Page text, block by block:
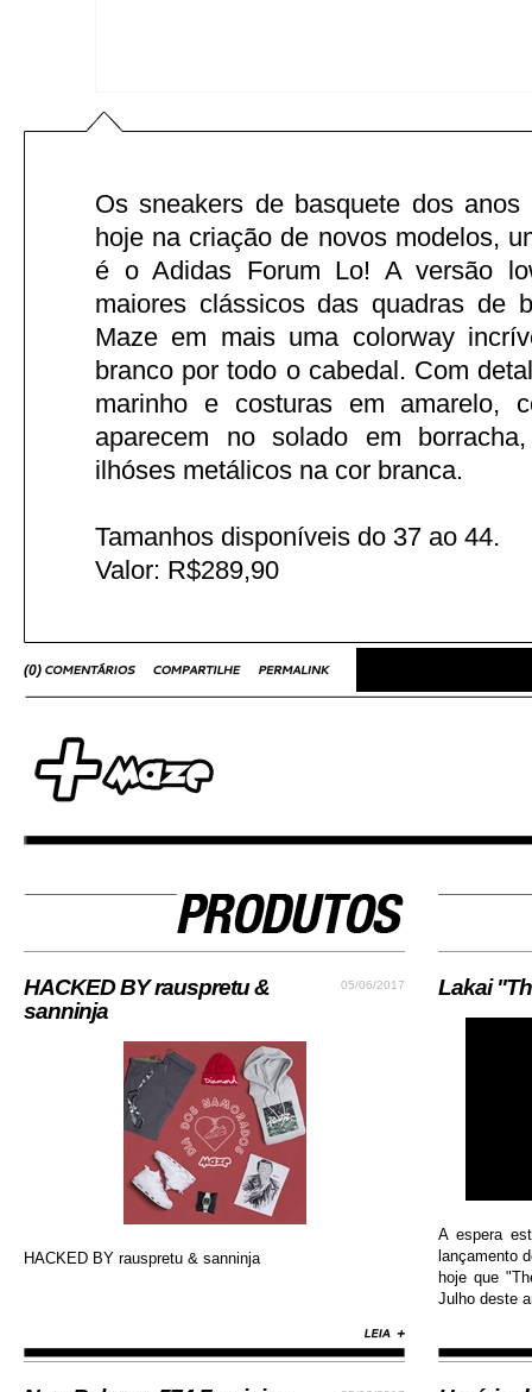
Os sneakers de basquete dos anos
hoje na criação de novos modelos,
é o Adidas Forum Lo! A versão
maiores clássicos das quadras de
Maze em mais uma colorway
branco por todo o cabedal. Com
marinho e costuras em amarelo,
aparecem no solado em
ilhóses metálicos na cor branca.
Tamanhos disponíveis do 37 ao 44.
Valor: R$289,90
(0)
05/06/2017
HACKED BY rauspretu &
sanninja
HACKED BY rauspretu & sanninja
Lakai
A espera
lançamento
hoje que
Julho deste